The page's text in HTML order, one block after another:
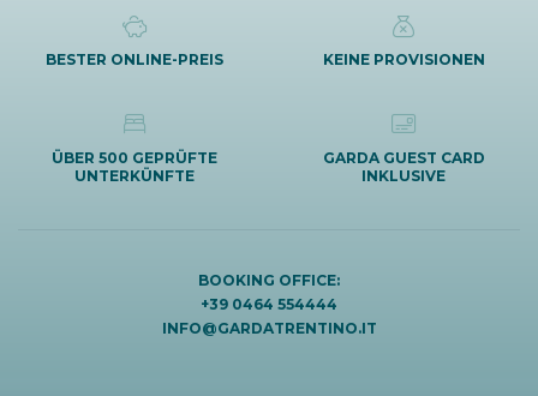
BESTER ONLINE-PREIS KEINE PROVISIONEN
ÜBER 500 GEPRÜFTE
UNTERKÜNFTE
GARDA GUEST CARD
INKLUSIVE
BOOKING OFFICE:
+39 0464 554444
INFO@GARDATRENTINO.IT